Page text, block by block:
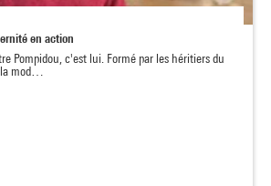
en action
Pompidou, c'est lui. Formé par les héritiers du
mod…